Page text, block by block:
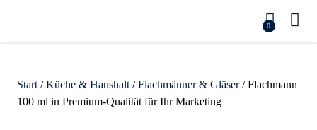
0
Start /Küche & Haushalt /Flachmänner & Gläser/ Flachmann
100 ml in Premium-Qualität für Ihr Marketing